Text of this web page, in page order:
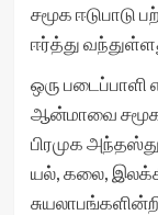
சமூக ஈடுபாடு
ஈர்த்து
ஒரு படைப்பாளி
ஆன்மாவை
பிரமுக
யல், கலை,